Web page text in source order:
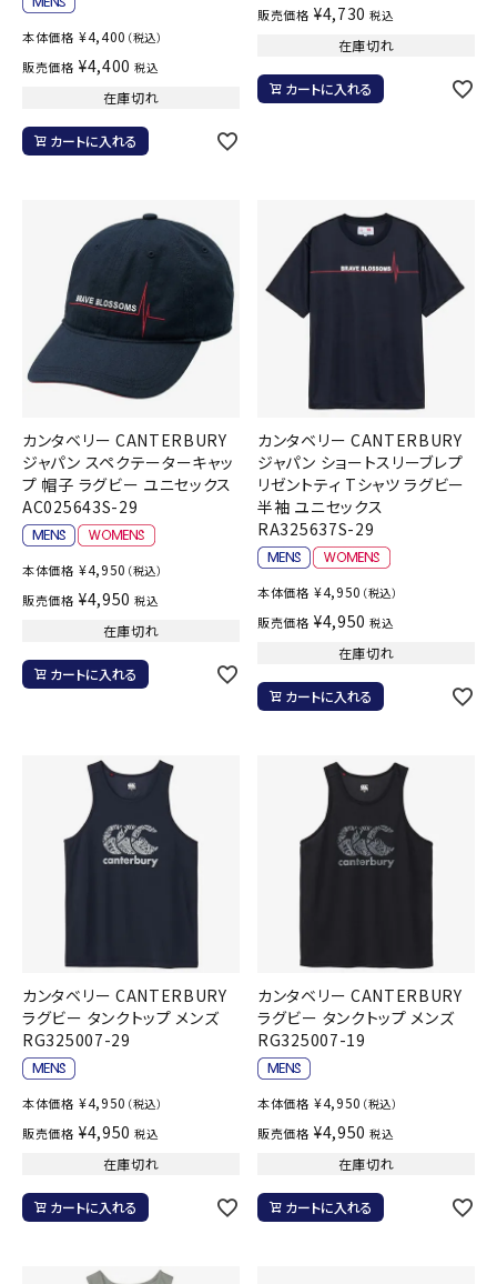
本体価格 ¥4,400 （税込）
販売価格 ¥4,400 税込
在庫切れ
カートに入れる
販売価格 ¥4,730 税込
在庫切れ
カートに入れる
カンタベリー CANTERBURY
ジャパン スペクテーターキャッ
プ 帽子 ラグビー ユニセックス
AC025643S-29
本体価格 ¥4,950 （税込）
販売価格 ¥4,950 税込
在庫切れ
カートに入れる
カンタベリー CANTERBURY
ジャパン ショートスリーブレプ
リゼントティ Tシャツ ラグビー
半袖 ユニセックス
RA325637S-29
本体価格 ¥4,950 （税込）
販売価格 ¥4,950 税込
在庫切れ
カートに入れる
カンタベリー CANTERBURY
ラグビー タンクトップ メンズ
RG325007-29
本体価格 ¥4,950 （税込）
販売価格 ¥4,950 税込
在庫切れ
カートに入れる
カンタベリー CANTERBURY
ラグビー タンクトップ メンズ
RG325007-19
本体価格 ¥4,950 （税込）
販売価格 ¥4,950 税込
在庫切れ
カートに入れる